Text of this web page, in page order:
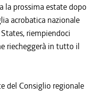
la prossima estate dopo
acrobatica nazionale
riempiendoci
riecheggerà in tutto il
del Consiglio regionale